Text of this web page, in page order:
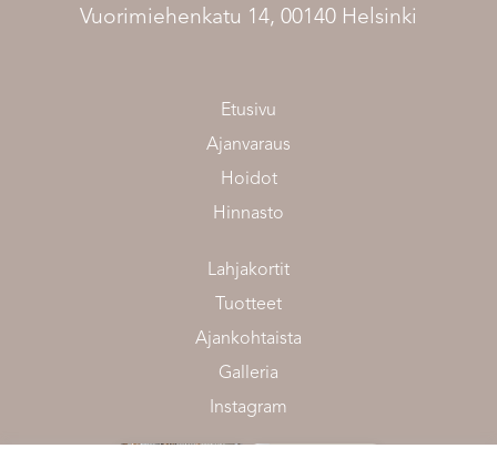
Vuorimiehenkatu 14, 00140 Helsinki
Etusivu
Ajanvaraus
Hoidot
Hinnasto
Lahjakortit
Tuotteet
Ajankohtaista
Galleria
Instagram